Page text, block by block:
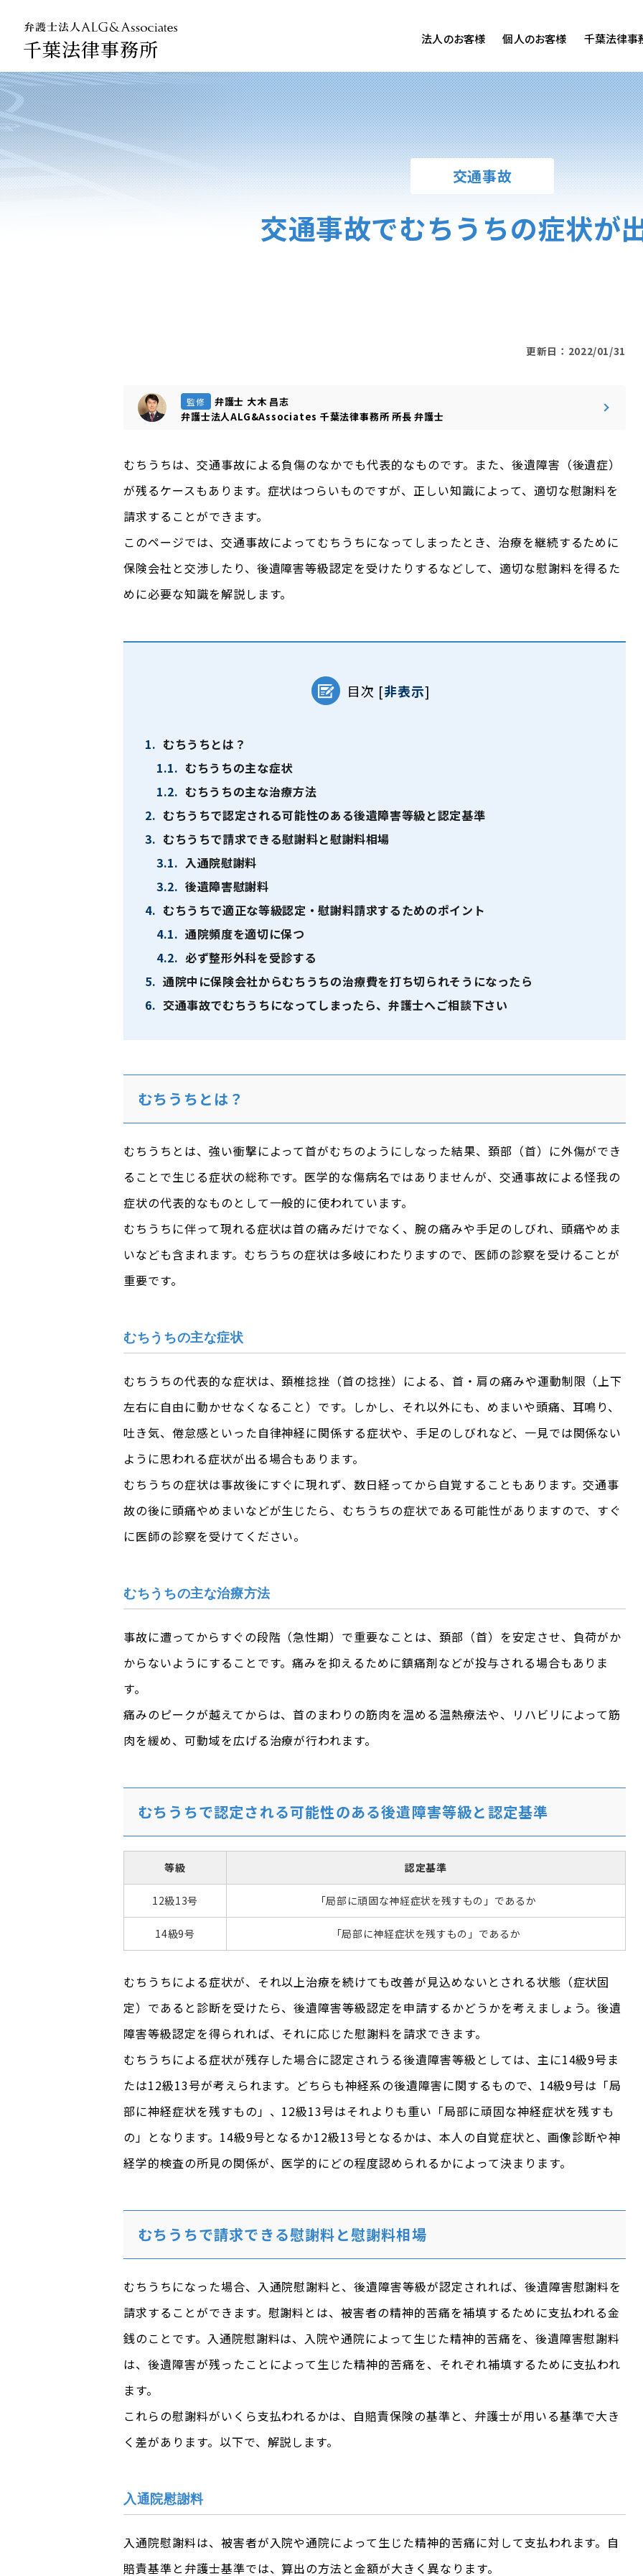
千葉法律事務所 法人のお客様
法人のお客様ご相談
企業法務専用サイト 労務専用サイト
個人のお客様
個人のお客様ご相談
交通事故 医療過誤
離婚問題 刑事事件
千葉法律事
交通事故
交通事故でむちうちの症状が
更新日：2022/01/31
監修
弁護士 大木 昌志
弁護士法人ALG&Associates 千葉法律事務所所長 弁護士
むちうちは、交通事故による負傷のなかでも代表的なものです。また、後遺障害（後遺症）
が残るケースもあります。症状はつらいものですが、正しい知識によって、適切な慰謝料を
請求することができます。
このページでは、交通事故によってむちうちになってしまったとき、治療を継続するために
保険会社と交渉したり、後遺障害等級認定を受けたりするなどして、適切な慰謝料を得るた
めに必要な知識を解説します。
目次 [非表示]
1. むちうちとは？
1.1. むちうちの主な症状
1.2. むちうちの主な治療方法
2. むちうちで認定される可能性のある後遺障害等級と認定基準
3. むちうちで請求できる慰謝料と慰謝料相場
3.1. 入通院慰謝料
3.2. 後遺障害慰謝料
4. むちうちで適正な等級認定・慰謝料請求するためのポイント
4.1. 通院頻度を適切に保つ
4.2. 必ず整形外科を受診する
5. 通院中に保険会社からむちうちの治療費を打ち切られそうになったら
6. 交通事故でむちうちになってしまったら、弁護士へご相談下さい
むちうちとは？
むちうちとは、強い衝撃によって首がむちのようにしなった結果、頚部（首）に外傷ができ
ることで生じる症状の総称です。医学的な傷病名ではありませんが、交通事故による怪我の
症状の代表的なものとして一般的に使われています。
むちうちに伴って現れる症状は首の痛みだけでなく、腕の痛みや手足のしびれ、頭痛やめま
いなども含まれます。むちうちの症状は多岐にわたりますので、医師の診察を受けることが
重要です。
むちうちの主な症状
むちうちの代表的な症状は、頚椎捻挫（首の捻挫）による、首・肩の痛みや運動制限（上下
左右に自由に動かせなくなること）です。しかし、それ以外にも、めまいや頭痛、耳鳴り、
吐き気、倦怠感といった自律神経に関係する症状や、手足のしびれなど、一見では関係ない
ように思われる症状が出る場合もあります。
むちうちの症状は事故後にすぐに現れず、数日経ってから自覚することもあります。交通事
故の後に頭痛やめまいなどが生じたら、むちうちの症状である可能性がありますので、すぐ
に医師の診察を受けてください。
むちうちの主な治療方法
事故に遭ってからすぐの段階（急性期）で重要なことは、頚部（首）を安定させ、負荷がか
からないようにすることです。痛みを抑えるために鎮痛剤などが投与される場合もありま
す。
痛みのピークが越えてからは、首のまわりの筋肉を温める温熱療法や、リハビリによって筋
肉を緩め、可動域を広げる治療が行われます。
むちうちで認定される可能性のある後遺障害等級と認定基準
等級 認定基準
12級13号 「局部に頑固な神経症状を残すもの」であるか
14級9号 「局部に神経症状を残すもの」であるか
むちうちによる症状が、それ以上治療を続けても改善が見込めないとされる状態（症状固
定）であると診断を受けたら、後遺障害等級認定を申請するかどうかを考えましょう。後遺
障害等級認定を得られれば、それに応じた慰謝料を請求できます。
むちうちによる症状が残存した場合に認定されうる後遺障害等級としては、主に14級9号ま
たは12級13号が考えられます。どちらも神経系の後遺障害に関するもので、14級9号は「局
部に神経症状を残すもの」、12級13号はそれよりも重い「局部に頑固な神経症状を残すも
の」となります。14級9号となるか12級13号となるかは、本人の自覚症状と、画像診断や神
経学的検査の所見の関係が、医学的にどの程度認められるかによって決まります。
むちうちで請求できる慰謝料と慰謝料相場
むちうちになった場合、入通院慰謝料と、後遺障害等級が認定されれば、後遺障害慰謝料を
請求することができます。慰謝料とは、被害者の精神的苦痛を補填するために支払われる金
銭のことです。入通院慰謝料は、入院や通院によって生じた精神的苦痛を、後遺障害慰謝料
は、後遺障害が残ったことによって生じた精神的苦痛を、それぞれ補填するために支払われ
ます。
これらの慰謝料がいくら支払われるかは、自賠責保険の基準と、弁護士が用いる基準で大き
く差があります。以下で、解説します。
入通院慰謝料
入通院慰謝料は、被害者が入院や通院によって生じた精神的苦痛に対して支払われます。自
賠責基準と弁護士基準では、算出の方法と金額が大きく異なります。